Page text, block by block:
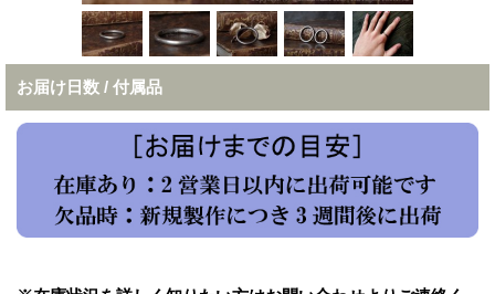
お届け日数 / 付属品